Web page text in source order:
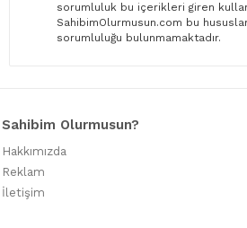
sorumluluk bu içerikleri giren
SahibimOlurmusun.com bu
sorumluluğu bulunmamaktadır.
Sahibim Olurmusun?
Hakkımızda
Reklam
İletişim